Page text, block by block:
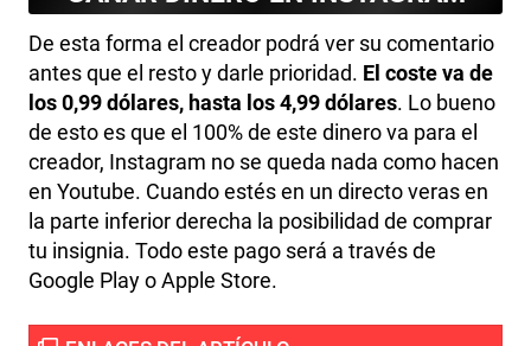
De esta forma el creador podrá ver su comentario
antes que el resto y darle prioridad. El coste va de
los 0,99 dólares, hasta los 4,99 dólares. Lo bueno
de esto es que el 100% de este dinero va para el
creador, Instagram no se queda nada como hacen
en Youtube. Cuando estés en un directo veras en
la parte inferior derecha la posibilidad de comprar
tu insignia. Todo este pago será a través de
Google Play o Apple Store.